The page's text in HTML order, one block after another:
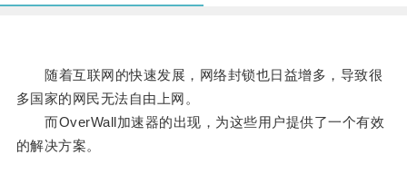
随着互联网的快速发展，网络封锁也日益增多，导致很
多国家的网民无法自由上网。
而OverWall加速器的出现，为这些用户提供了一个有效
的解决方案。